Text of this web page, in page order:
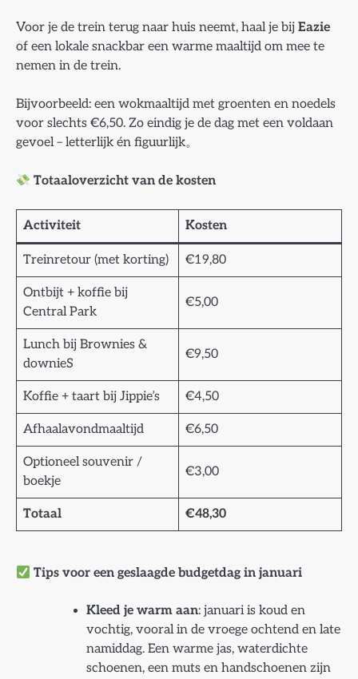
Voor je de trein terug naar huis neemt, haal je bij Eazie
of een lokale snackbar een warme maaltijd om mee te
nemen in de trein.
Bijvoorbeeld: een wokmaaltijd met groenten en noedels
voor slechts €6,50. Zo eindig je de dag met een voldaan
gevoel – letterlijk én figuurlijk。
Totaaloverzicht van de kosten
Activiteit Kosten
Treinretour (met korting) €19,80
Ontbijt + koffie bij
Central Park
€5,00
Lunch bij Brownies &
downieS
€9,50
Koffie + taart bij Jippie’s €4,50
Afhaalavondmaaltijd €6,50
Optioneel souvenir /
boekje
€3,00
Totaal €48,30
Tips voor een geslaagde budgetdag in januari
Kleed je warm aan: januari is koud en
vochtig, vooral in de vroege ochtend en late
namiddag. Een warme jas, waterdichte
schoenen, een muts en handschoenen zijn